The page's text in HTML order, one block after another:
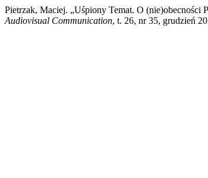
Pietrzak, Maciej. „Uśpiony Temat. O
Audiovisual Communication, t. 26, nr 35, grudzień